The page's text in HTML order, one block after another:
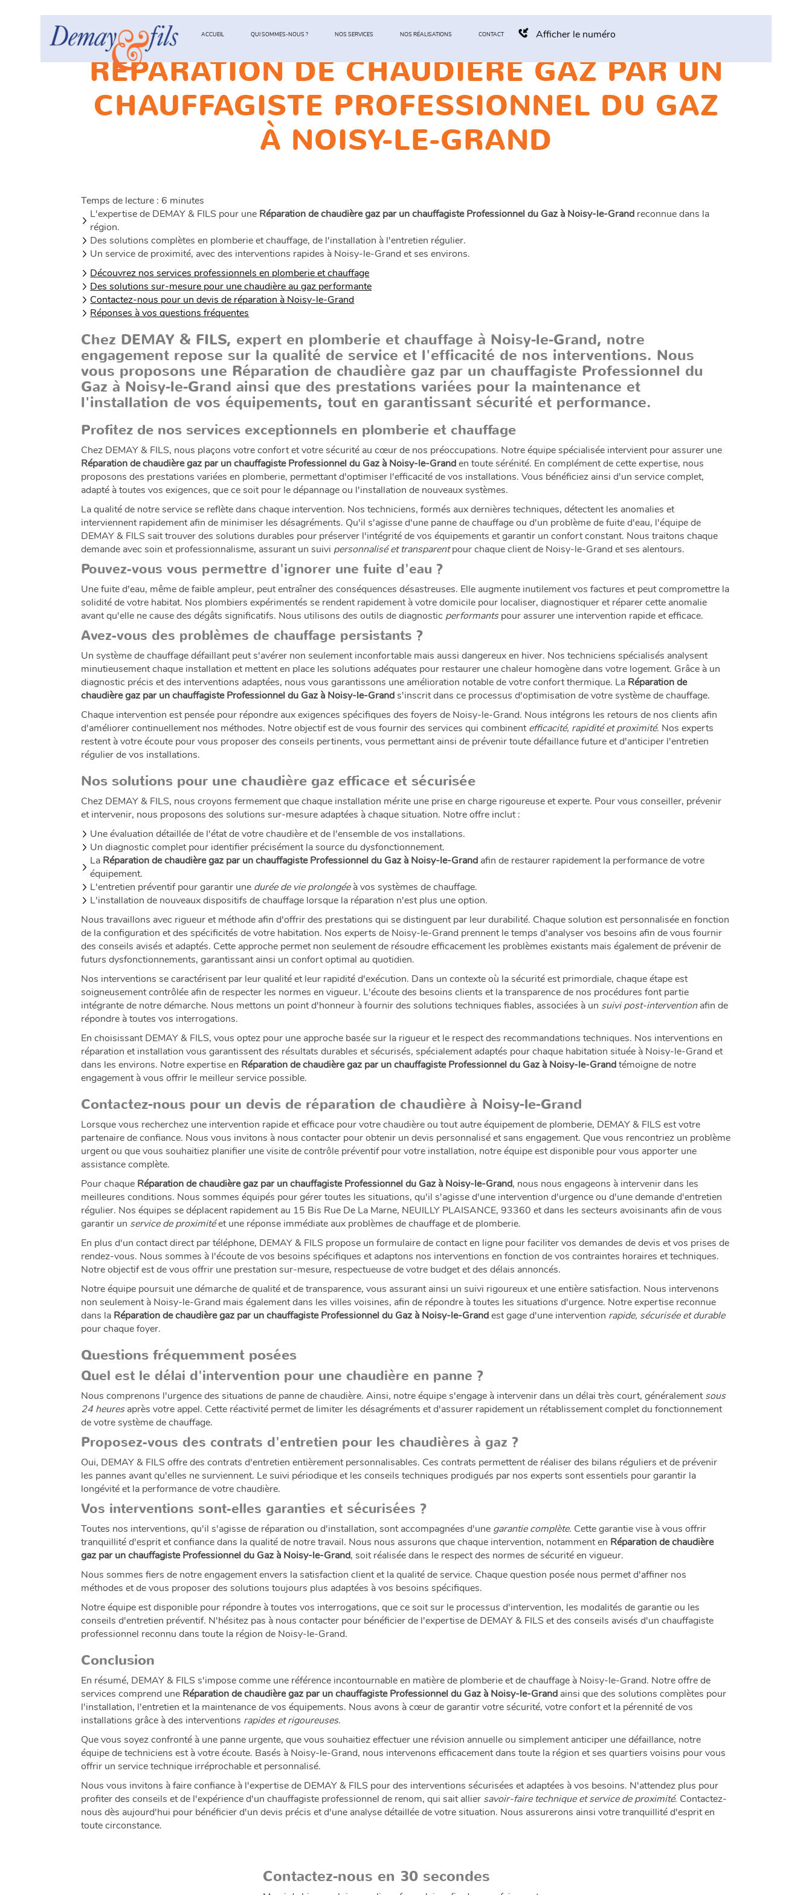
DEMAY
ACCUEIL QUI SOMMES-NOUS ? NOS SERVICES NOS RÉALISATIONS CONTACT Afficher le numéro
RÉPARATION DE CHAUDIÈRE GAZ PAR UN
CHAUFFAGISTE PROFESSIONNEL DU GAZ
À NOISY-LE-GRAND
Temps de lecture : 6 minutes
L'expertise de DEMAY & FILS pour une Réparation de chaudière gaz par un chauffagiste Professionnel du Gaz à Noisy-le-Grand reconnue dans la
région.
Des solutions complètes en plomberie et chauffage, de l'installation à l'entretien régulier.
Un service de proximité, avec des interventions rapides à Noisy-le-Grand et ses environs.
Découvrez nos services professionnels en plomberie et chauffage
Des solutions sur-mesure pour une chaudière au gaz performante
Contactez-nous pour un devis de réparation à Noisy-le-Grand
Réponses à vos questions fréquentes
Chez DEMAY & FILS, expert en plomberie et chauffage à Noisy-le-Grand, notre
engagement repose sur la qualité de service et l'efficacité de nos interventions. Nous
vous proposons une Réparation de chaudière gaz par un chauffagiste Professionnel du
Gaz à Noisy-le-Grand ainsi que des prestations variées pour la maintenance et
l'installation de vos équipements, tout en garantissant sécurité et performance.
Profitez de nos services exceptionnels en plomberie et chauffage
Chez DEMAY & FILS, nous plaçons votre confort et votre sécurité au cœur de nos préoccupations. Notre équipe spécialisée intervient pour assurer une
Réparation de chaudière gaz par un chauffagiste Professionnel du Gaz à Noisy-le-Granden toute sérénité. En complément de cette expertise, nous
proposons des prestations variées en plomberie, permettant d'optimiser l'efficacité de vos installations. Vous bénéficiez ainsi d'un service complet,
adapté à toutes vos exigences, que ce soit pour le dépannage ou l'installation de nouveaux systèmes.
La qualité de notre service se reflète dans chaque intervention. Nos techniciens, formés aux dernières techniques, détectent les anomalies et
interviennent rapidement afin de minimiser les désagréments. Qu'il s'agisse d'une panne de chauffage ou d'un problème de fuite d'eau, l'équipe de
DEMAY & FILS sait trouver des solutions durables pour préserver l'intégrité de vos équipements et garantir un confort constant. Nous traitons chaque
demande avec soin et professionnalisme, assurant un suivi personnalisé et transparentpour chaque client de Noisy-le-Grand et ses alentours.
Pouvez-vous vous permettre d'ignorer une fuite d'eau ?
Une fuite d'eau, même de faible ampleur, peut entraîner des conséquences désastreuses. Elle augmente inutilement vos factures et peut compromettre la
solidité de votre habitat. Nos plombiers expérimentés se rendent rapidement à votre domicile pour localiser, diagnostiquer et réparer cette anomalie
avant qu'elle ne cause des dégâts significatifs. Nous utilisons des outils de diagnostic performantspour assurer une intervention rapide et efficace.
Avez-vous des problèmes de chauffage persistants ?
Un système de chauffage défaillant peut s'avérer non seulement inconfortable mais aussi dangereux en hiver. Nos techniciens spécialisés analysent
minutieusement chaque installation et mettent en place les solutions adéquates pour restaurer une chaleur homogène dans votre logement. Grâce à un
diagnostic précis et des interventions adaptées, nous vous garantissons une amélioration notable de votre confort thermique. La Réparation de
chaudière gaz par un chauffagiste Professionnel du Gaz à Noisy-le-Grands'inscrit dans ce processus d'optimisation de votre système de chauffage.
Chaque intervention est pensée pour répondre aux exigences spécifiques des foyers de Noisy-le-Grand. Nous intégrons les retours de nos clients afin
d'améliorer continuellement nos méthodes. Notre objectif est de vous fournir des services qui combinentefficacité, rapidité et proximité. Nos experts
restent à votre écoute pour vous proposer des conseils pertinents, vous permettant ainsi de prévenir toute défaillance future et d'anticiper l'entretien
régulier de vos installations.
Nos solutions pour une chaudière gaz efficace et sécurisée
Chez DEMAY & FILS, nous croyons fermement que chaque installation mérite une prise en charge rigoureuse et experte. Pour vous conseiller, prévenir
et intervenir, nous proposons des solutions sur-mesure adaptées à chaque situation. Notre offre inclut :
Une évaluation détaillée de l'état de votre chaudière et de l'ensemble de vos installations.
Un diagnostic complet pour identifier précisément la source du dysfonctionnement.
La Réparation de chaudière gaz par un chauffagiste Professionnel du Gaz à Noisy-le-Grand afin de restaurer rapidement la performance de votre
équipement.
L'entretien préventif pour garantir une durée de vie prolongéeà vos systèmes de chauffage.
L'installation de nouveaux dispositifs de chauffage lorsque la réparation n'est plus une option.
Nous travaillons avec rigueur et méthode afin d'offrir des prestations qui se distinguent par leur durabilité. Chaque solution est personnalisée en fonction
de la configuration et des spécificités de votre habitation. Nos experts de Noisy-le-Grand prennent le temps d'analyser vos besoins afin de vous fournir
des conseils avisés et adaptés. Cette approche permet non seulement de résoudre efficacement les problèmes existants mais également de prévenir de
futurs dysfonctionnements, garantissant ainsi un confort optimal au quotidien.
Nos interventions se caractérisent par leur qualité et leur rapidité d'exécution. Dans un contexte où la sécurité est primordiale, chaque étape est
soigneusement contrôlée afin de respecter les normes en vigueur. L'écoute des besoins clients et la transparence de nos procédures font partie
intégrante de notre démarche. Nous mettons un point d'honneur à fournir des solutions techniques fiables, associées à un suivi post-interventionafin de
répondre à toutes vos interrogations.
En choisissant DEMAY & FILS, vous optez pour une approche basée sur la rigueur et le respect des recommandations techniques. Nos interventions en
réparation et installation vous garantissent des résultats durables et sécurisés, spécialement adaptés pour chaque habitation située à Noisy-le-Grand et
dans les environs. Notre expertise en Réparation de chaudière gaz par un chauffagiste Professionnel du Gaz à Noisy-le-Grandtémoigne de notre
engagement à vous offrir le meilleur service possible.
Contactez-nous pour un devis de réparation de chaudière à Noisy-le-Grand
Lorsque vous recherchez une intervention rapide et efficace pour votre chaudière ou tout autre équipement de plomberie, DEMAY & FILS est votre
partenaire de confiance. Nous vous invitons à nous contacter pour obtenir un devis personnalisé et sans engagement. Que vous rencontriez un problème
urgent ou que vous souhaitiez planifier une visite de contrôle préventif pour votre installation, notre équipe est disponible pour vous apporter une
assistance complète.
Pour chaque Réparation de chaudière gaz par un chauffagiste Professionnel du Gaz à Noisy-le-Grand, nous nous engageons à intervenir dans les
meilleures conditions. Nous sommes équipés pour gérer toutes les situations, qu'il s'agisse d'une intervention d'urgence ou d'une demande d'entretien
régulier. Nos équipes se déplacent rapidement au 15 Bis Rue De La Marne, NEUILLY PLAISANCE, 93360 et dans les secteurs avoisinants afin de vous
garantir un service de proximitéet une réponse immédiate aux problèmes de chauffage et de plomberie.
En plus d'un contact direct par téléphone, DEMAY & FILS propose un formulaire de contact en ligne pour faciliter vos demandes de devis et vos prises de
rendez-vous. Nous sommes à l'écoute de vos besoins spécifiques et adaptons nos interventions en fonction de vos contraintes horaires et techniques.
Notre objectif est de vous offrir une prestation sur-mesure, respectueuse de votre budget et des délais annoncés.
Notre équipe poursuit une démarche de qualité et de transparence, vous assurant ainsi un suivi rigoureux et une entière satisfaction. Nous intervenons
non seulement à Noisy-le-Grand mais également dans les villes voisines, afin de répondre à toutes les situations d'urgence. Notre expertise reconnue
dans la Réparation de chaudière gaz par un chauffagiste Professionnel du Gaz à Noisy-le-Grandest gage d'une intervention rapide, sécurisée et durable
pour chaque foyer.
Questions fréquemment posées
Quel est le délai d'intervention pour une chaudière en panne ?
Nous comprenons l'urgence des situations de panne de chaudière. Ainsi, notre équipe s'engage à intervenir dans un délai très court, généralementsous
24 heuresaprès votre appel. Cette réactivité permet de limiter les désagréments et d'assurer rapidement un rétablissement complet du fonctionnement
de votre système de chauffage.
Proposez-vous des contrats d'entretien pour les chaudières à gaz ?
Oui, DEMAY & FILS offre des contrats d'entretien entièrement personnalisables. Ces contrats permettent de réaliser des bilans réguliers et de prévenir
les pannes avant qu'elles ne surviennent. Le suivi périodique et les conseils techniques prodigués par nos experts sont essentiels pour garantir la
longévité et la performance de votre chaudière.
Vos interventions sont-elles garanties et sécurisées ?
Toutes nos interventions, qu'il s'agisse de réparation ou d'installation, sont accompagnées d'une garantie complète. Cette garantie vise à vous offrir
tranquillité d'esprit et confiance dans la qualité de notre travail. Nous nous assurons que chaque intervention, notamment en Réparation de chaudière
gaz par un chauffagiste Professionnel du Gaz à Noisy-le-Grand, soit réalisée dans le respect des normes de sécurité en vigueur.
Nous sommes fiers de notre engagement envers la satisfaction client et la qualité de service. Chaque question posée nous permet d'affiner nos
méthodes et de vous proposer des solutions toujours plus adaptées à vos besoins spécifiques.
Notre équipe est disponible pour répondre à toutes vos interrogations, que ce soit sur le processus d'intervention, les modalités de garantie ou les
conseils d'entretien préventif. N'hésitez pas à nous contacter pour bénéficier de l'expertise de DEMAY & FILS et des conseils avisés d'un chauffagiste
professionnel reconnu dans toute la région de Noisy-le-Grand.
Conclusion
En résumé, DEMAY & FILS s'impose comme une référence incontournable en matière de plomberie et de chauffage à Noisy-le-Grand. Notre offre de
services comprend une Réparation de chaudière gaz par un chauffagiste Professionnel du Gaz à Noisy-le-Grand ainsi que des solutions complètes pour
l'installation, l'entretien et la maintenance de vos équipements. Nous avons à cœur de garantir votre sécurité, votre confort et la pérennité de vos
installations grâce à des interventions rapides et rigoureuses.
Que vous soyez confronté à une panne urgente, que vous souhaitiez effectuer une révision annuelle ou simplement anticiper une défaillance, notre
équipe de techniciens est à votre écoute. Basés à Noisy-le-Grand, nous intervenons efficacement dans toute la région et ses quartiers voisins pour vous
offrir un service technique irréprochable et personnalisé.
Nous vous invitons à faire confiance à l'expertise de DEMAY & FILS pour des interventions sécurisées et adaptées à vos besoins. N'attendez plus pour
profiter des conseils et de l'expérience d'un chauffagiste professionnel de renom, qui sait allier savoir-faire technique et service de proximité. Contactez-
nous dès aujourd'hui pour bénéficier d'un devis précis et d'une analyse détaillée de votre situation. Nous assurerons ainsi votre tranquillité d'esprit en
toute circonstance.
Contactez-nous en 30 secondes